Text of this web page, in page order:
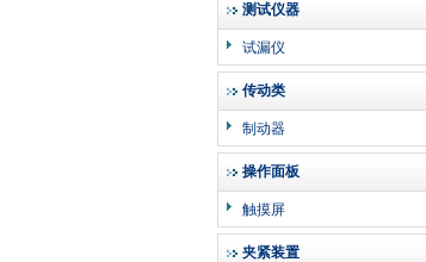
测试仪器
试漏仪
传动类
制动器
操作面板
触摸屏
夹紧装置